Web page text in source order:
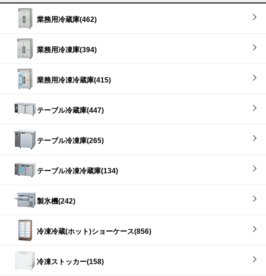
業務用冷蔵庫(462)
業務用冷凍庫(394)
業務用冷凍冷蔵庫(415)
テーブル冷蔵庫(447)
テーブル冷凍庫(265)
テーブル冷凍冷蔵庫(134)
製氷機(242)
冷凍冷蔵(ホット)ショーケース(856)
冷凍ストッカー(158)